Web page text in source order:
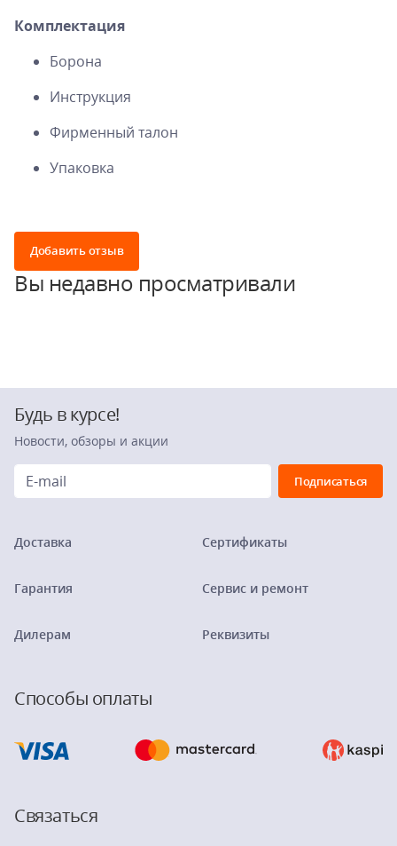
Комплектация
Борона
Инструкция
Фирменный талон
Упаковка
Добавить отзыв
Вы недавно просматривали
Будь в курсе!
Новости, обзоры и акции
Доставка
Гарантия
Дилерам
Сертификаты
Сервис и ремонт
Реквизиты
Способы оплаты
Связаться